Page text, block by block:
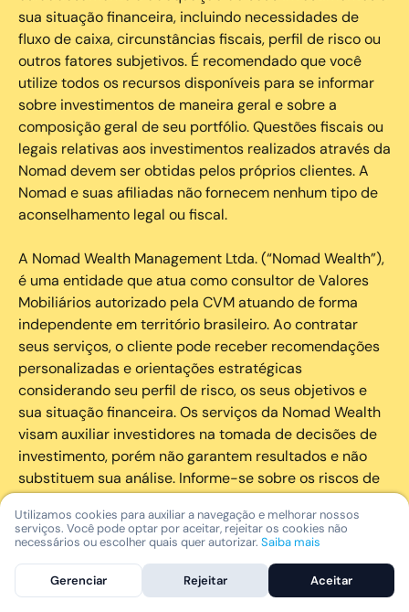
sua situação financeira, incluindo necessidades de
fluxo de caixa, circunstâncias fiscais, perfil de risco ou
outros fatores subjetivos. É recomendado que você
utilize todos os recursos disponíveis para se informar
sobre investimentos de maneira geral e sobre a
composição geral de seu portfólio. Questões fiscais ou
legais relativas aos investimentos realizados através da
Nomad devem ser obtidas pelos próprios clientes. A
Nomad e suas afiliadas não fornecem nenhum tipo de
aconselhamento legal ou fiscal.
A Nomad Wealth Management Ltda. (“Nomad Wealth”),
é uma entidade que atua como consultor de Valores
Mobiliários autorizado pela CVM atuando de forma
independente em território brasileiro. Ao contratar
seus serviços, o cliente pode receber recomendações
personalizadas e orientações estratégicas
considerando seu perfil de risco, os seus objetivos e
sua situação financeira. Os serviços da Nomad Wealth
visam auxiliar investidores na tomada de decisões de
investimento, porém não garantem resultados e não
substituem sua análise. Informe-se sobre os riscos de
cada investimento e invista com responsabilidade.
As marcas registradas, logotipos e marcas de serviço
que aparecem nos Serviços, incluindo, mas não se
limitando à marca registrada “Nomad” são marcas
Utilizamos cookies para auxiliar a navegação e melhorar nossos
serviços. Você pode optar por aceitar, rejeitar os cookies não
necessários ou escolher quais quer autorizar. Saiba mais
Gerenciar Rejeitar Aceitar